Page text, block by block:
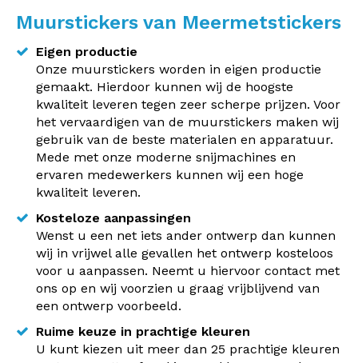
Muurstickers van Meermetstickers
Eigen productie
Onze muurstickers worden in eigen productie
gemaakt. Hierdoor kunnen wij de hoogste
kwaliteit leveren tegen zeer scherpe prijzen. Voor
het vervaardigen van de muurstickers maken wij
gebruik van de beste materialen en apparatuur.
Mede met onze moderne snijmachines en
ervaren medewerkers kunnen wij een hoge
kwaliteit leveren.
Kosteloze aanpassingen
Wenst u een net iets ander ontwerp dan kunnen
wij in vrijwel alle gevallen het ontwerp kosteloos
voor u aanpassen. Neemt u hiervoor contact met
ons op en wij voorzien u graag vrijblijvend van
een ontwerp voorbeeld.
Ruime keuze in prachtige kleuren
U kunt kiezen uit meer dan 25 prachtige kleuren